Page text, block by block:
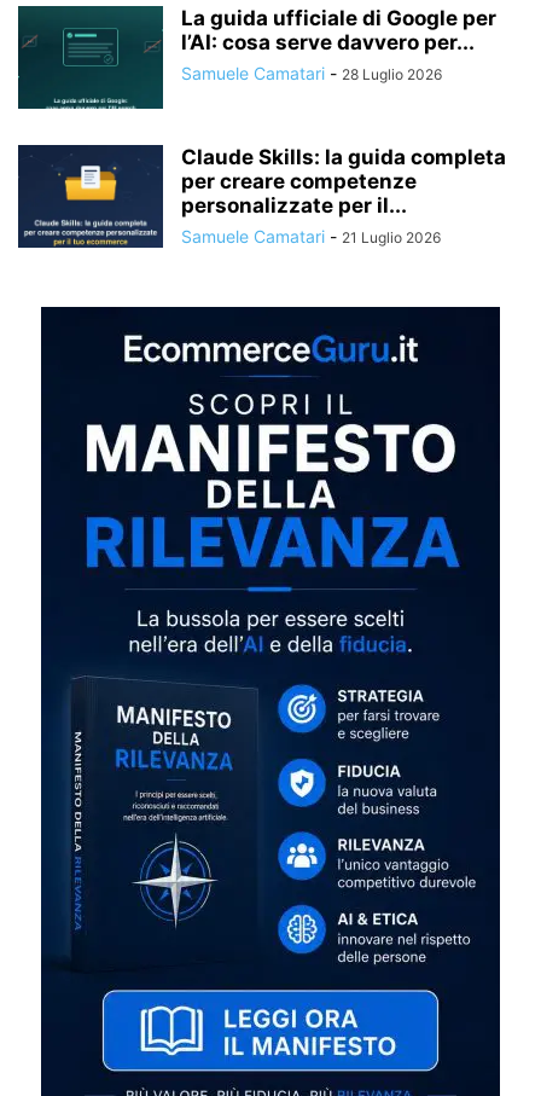
La guida ufficiale di Google per
l’AI: cosa serve davvero per...
Samuele Camatari - 28 Luglio 2026
Claude Skills: la guida completa
per creare competenze
personalizzate per il...
Samuele Camatari - 21 Luglio 2026